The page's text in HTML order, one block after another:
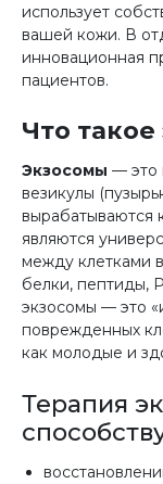
использует
вашей кожи. В
инновационная
пациентов.
Что
Экзосомы — это
везикулы
вырабатываются
являются
между клетками
белки, пептиды,
экзосомы — это
поврежденных
как молодые и
Терапия